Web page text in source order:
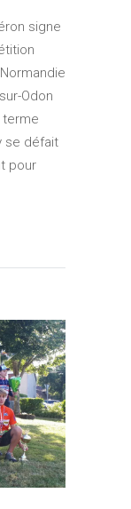
signe
Odon
terme
se défait
pour